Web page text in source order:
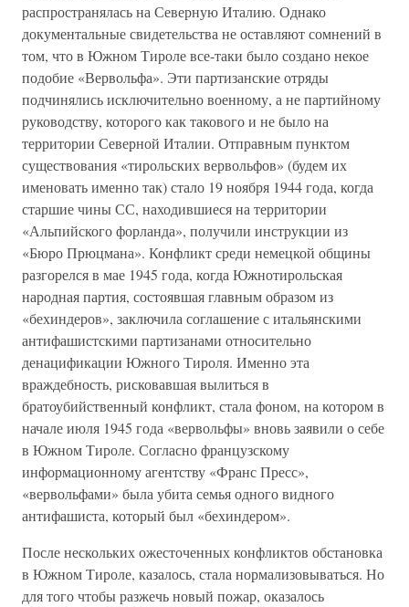
распространялась на Северную Италию. Однако
документальные свидетельства не оставляют сомнений в
том, что в Южном Тироле все-таки было создано некое
подобие «Вервольфа». Эти партизанские отряды
подчинялись исключительно военному, а не партийному
руководству, которого как такового и не было на
территории Северной Италии. Отправным пунктом
существования «тирольских вервольфов» (будем их
именовать именно так) стало 19 ноября 1944 года, когда
старшие чины СС, находившиеся на территории
«Альпийского форланда», получили инструкции из
«Бюро Прюцмана». Конфликт среди немецкой общины
разгорелся в мае 1945 года, когда Южнотирольская
народная партия, состоявшая главным образом из
«бехиндеров», заключила соглашение с итальянскими
антифашистскими партизанами относительно
денацификации Южного Тироля. Именно эта
враждебность, рисковавшая вылиться в
братоубийственный конфликт, стала фоном, на котором в
начале июля 1945 года «вервольфы» вновь заявили о себе
в Южном Тироле. Согласно французскому
информационному агентству «Франс Пресс»,
«вервольфами» была убита семья одного видного
антифашиста, который был «бехиндером».
После нескольких ожесточенных конфликтов обстановка
в Южном Тироле, казалось, стала нормализовываться. Но
для того чтобы разжечь новый пожар, оказалось